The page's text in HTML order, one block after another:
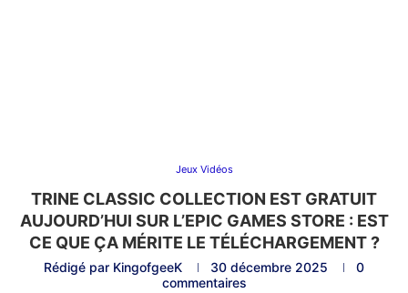
Jeux Vidéos
TRINE CLASSIC COLLECTION EST GRATUIT
AUJOURD’HUI SUR L’EPIC GAMES STORE : EST
CE QUE ÇA MÉRITE LE TÉLÉCHARGEMENT ?
Rédigé par KingofgeeK 30 décembre 2025
0
commentaires